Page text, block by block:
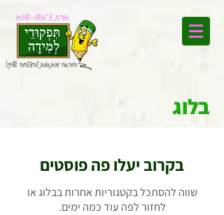
בלוג
בקרוב יעלו פה פוסטים
שווה להסתכל בקטגוריות אחרות בבלוג או
לחזור לפה עוד כמה ימים.